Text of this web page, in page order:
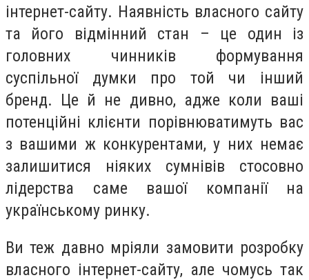
інтернет-сайту. Наявність власного сайту
та його відмінний стан – це один із
головних чинників формування
суспільної думки про той чи інший
бренд. Це й не дивно, адже коли ваші
потенційні клієнти порівнюватимуть вас
з вашими ж конкурентами, у них немає
залишитися ніяких сумнівів стосовно
лідерства саме вашої компанії на
українському ринку.
Ви теж давно мріяли замовити розробку
власного інтернет-сайту, але чомусь так